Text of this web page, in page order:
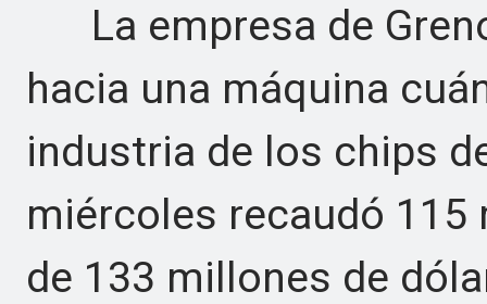
La empresa de
hacia una máquina
industria de los chips
miércoles recaudó 115
de 133 millones de